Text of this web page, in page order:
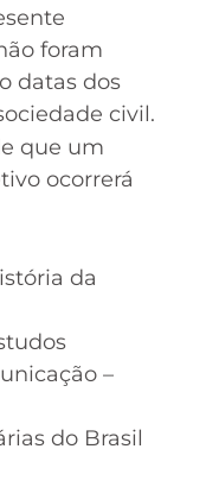
foram
datas dos
civil.
que um
ocorrerá
da
–
do Brasil